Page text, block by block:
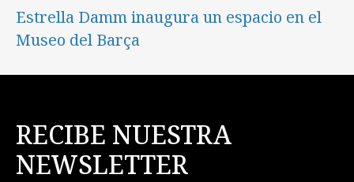
Estrella Damm inaugura un espacio en el
Museo del Barça
RECIBE NUESTRA
NEWSLETTER